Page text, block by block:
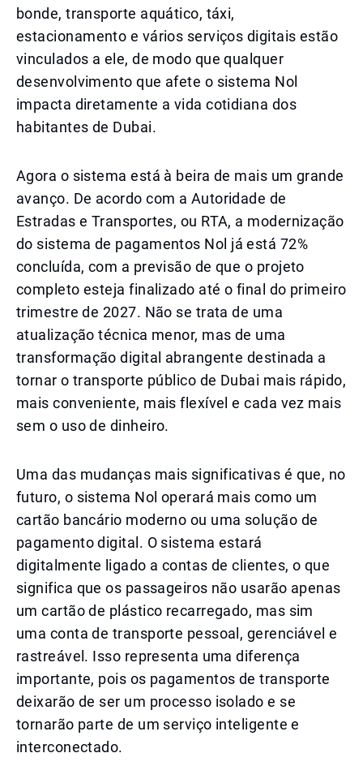
bonde, transporte aquático, táxi,
estacionamento e vários serviços digitais estão
vinculados a ele, de modo que qualquer
desenvolvimento que afete o sistema Nol
impacta diretamente a vida cotidiana dos
habitantes de Dubai.
Agora o sistema está à beira de mais um grande
avanço. De acordo com a Autoridade de
Estradas e Transportes, ou RTA, a modernização
do sistema de pagamentos Nol já está 72%
concluída, com a previsão de que o projeto
completo esteja finalizado até o final do primeiro
trimestre de 2027. Não se trata de uma
atualização técnica menor, mas de uma
transformação digital abrangente destinada a
tornar o transporte público de Dubai mais rápido,
mais conveniente, mais flexível e cada vez mais
sem o uso de dinheiro.
Uma das mudanças mais significativas é que, no
futuro, o sistema Nol operará mais como um
cartão bancário moderno ou uma solução de
pagamento digital. O sistema estará
digitalmente ligado a contas de clientes, o que
significa que os passageiros não usarão apenas
um cartão de plástico recarregado, mas sim
uma conta de transporte pessoal, gerenciável e
rastreável. Isso representa uma diferença
importante, pois os pagamentos de transporte
deixarão de ser um processo isolado e se
tornarão parte de um serviço inteligente e
interconectado.